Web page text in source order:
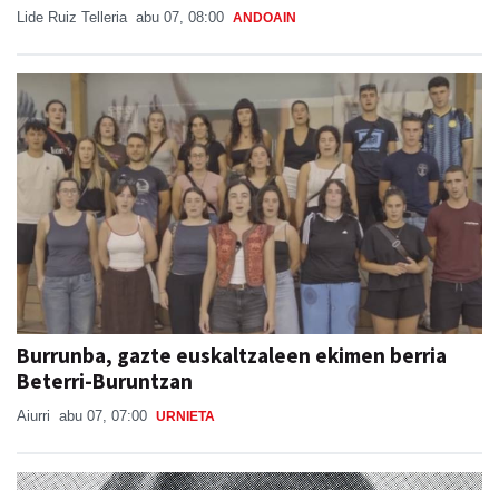
Lide Ruiz Telleria abu 07, 08:00 ANDOAIN
Burrunba, gazte euskaltzaleen ekimen berria
Beterri-Buruntzan
Aiurri abu 07, 07:00 URNIETA